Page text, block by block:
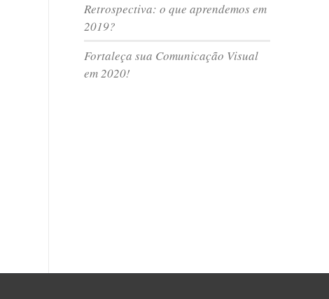
Retrospectiva: o que aprendemos em
2019?
Fortaleça sua Comunicação Visual
em 2020!